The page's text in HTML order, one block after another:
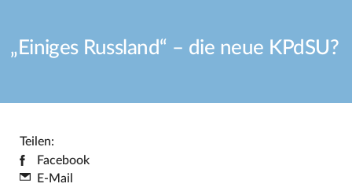
„Einiges Russland“ – die neue KPdSU?
Teilen:
Facebook
E-Mail